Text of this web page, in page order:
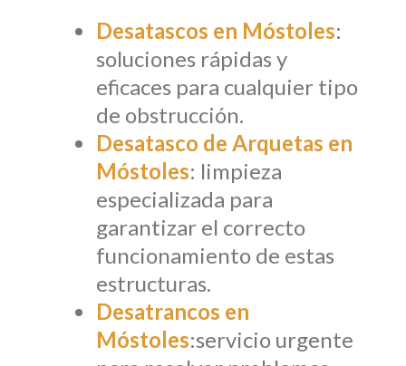
Desatascos en Móstoles:
soluciones rápidas y
eficaces para cualquier tipo
de obstrucción.
Desatasco de Arquetas en
Móstoles: limpieza
especializada para
garantizar el correcto
funcionamiento de estas
estructuras.
Desatrancos en
Móstoles:servicio urgente